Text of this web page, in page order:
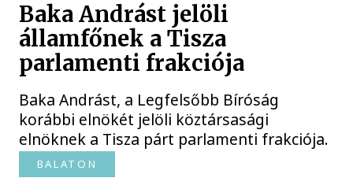
Baka Andrást jelöli
államfőnek a Tisza
parlamenti frakciója
Baka Andrást, a Legfelsőbb Bíróság
korábbi elnökét jelöli köztársasági
elnöknek a Tisza párt parlamenti frakciója.
BALATON